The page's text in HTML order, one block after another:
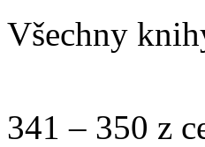
Všechny
341 – 350 z